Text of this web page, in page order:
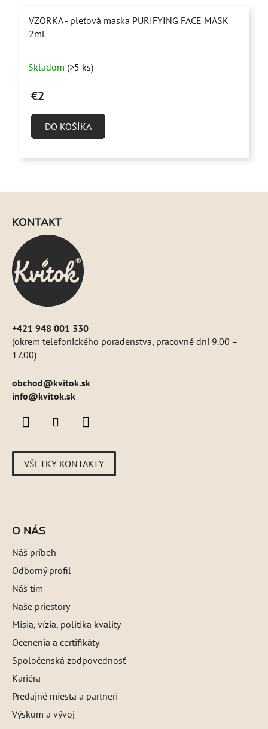
VZORKA - pleťová maska PURIFYING FACE MASK
2ml
Skladom (>5 ks)
€2
DO KOŠÍKA
KONTAKT
+421 948 001 330
(okrem telefonického poradenstva, pracovné dni 9.00 –
17.00)
obchod@kvitok.sk
info@kvitok.sk
VŠETKY KONTAKTY
O NÁS
Náš príbeh
Odborný profil
Náš tím
Naše priestory
Misia, vízia, politika kvality
Ocenenia a certifikáty
Spoločenská zodpovednosť
Kariéra
Predajné miesta a partneri
Výskum a vývoj